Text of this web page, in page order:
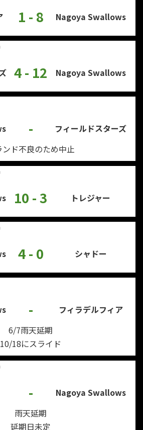
1 - 8 Nagoya Swallows
4 - 12 Nagoya Swallows
-
フィールドスターズ
ンド不良のため中止
10 - 3 トレジャー
4 - 0 シャドー
-
フィラデルフィア
6/7雨天延期
10/18にスライド
-
Nagoya Swallows
雨天延期
延期日未定